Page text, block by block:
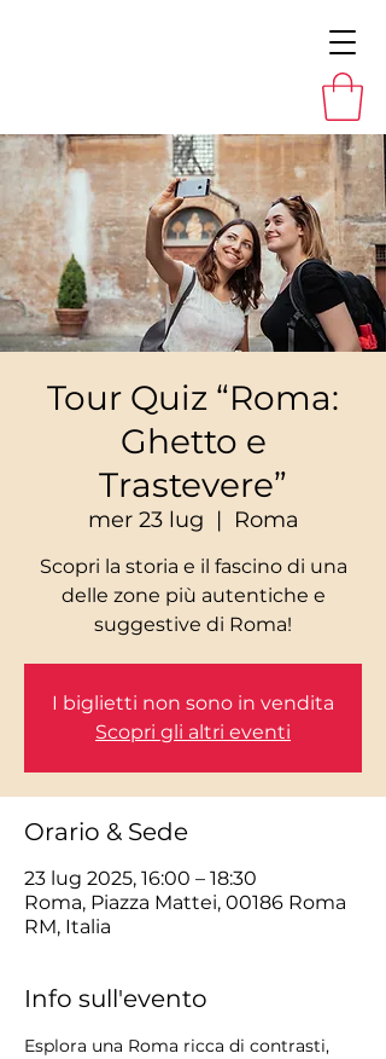
Tour Quiz “Roma:
Ghetto e
Trastevere”
mer 23 lug
  |
Roma
Scopri la storia e il fascino di una
delle zone più autentiche e
I biglietti non sono in vendita
Scopri gli altri eventi
Orario & Sede
23 lug 2025, 16:00 – 18:30
Roma, Piazza Mattei, 00186 Roma
RM, Italia
Info sull'evento
Esplora una Roma ricca di contrasti,